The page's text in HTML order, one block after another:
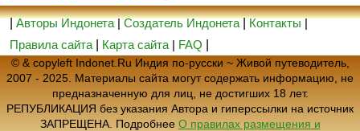
|Авторы Индонета|Создатель Индонета|Контакты|
Правила сайта
Карта сайта | FAQ
© & copyleft Indonet.Ru Индия по-русски ~ Живой путеводитель,
2007 - 2025. Материалы сайта могут содержать информацию, не
предназначенную для лиц, не достигших 18 лет.
РЕПУБЛИКАЦИЯ без указания Автора и гиперссылки на источник
ЗАПРЕЩЕНА. Подробнее О правилах размещения и